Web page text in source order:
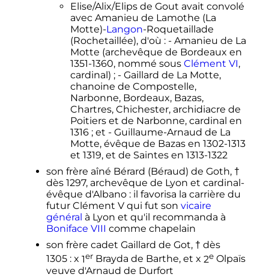
Elise/Alix/Elips de Gout avait convolé
avec Amanieu de Lamothe (La
Motte)-Langon-Roquetaillade
(Rochetaillée), d'où : - Amanieu de La
Motte (archevêque de Bordeaux en
1351-1360, nommé sous Clément VI,
cardinal) ; - Gaillard de La Motte,
chanoine de Compostelle,
Narbonne, Bordeaux, Bazas,
Chartres, Chichester, archidiacre de
Poitiers et de Narbonne, cardinal en
1316 ; et - Guillaume-Arnaud de La
Motte, évêque de Bazas en 1302-1313
et 1319, et de Saintes en 1313-1322
son frère aîné Bérard (Béraud) de Goth, †
dès 1297, archevêque de Lyon et cardinal-
évêque d'Albano : il favorisa la carrière du
futur Clément Vqui fut son vicaire
général à Lyon et qu'il recommanda à
Boniface VIII comme chapelain
son frère cadet Gaillard de Got, † dès
1305 : x 1erBrayda de Barthe, et x 2eOlpaïs
veuve d'Arnaud de Durfort